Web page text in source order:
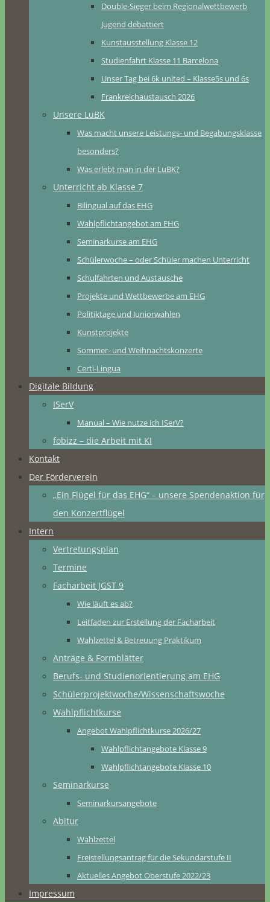
Double-Sieger beim Regionalwettbewerb
Jugend debattiert
Kunstausstellung Klasse 12
Studienfahrt Klasse 11 Barcelona
Unser Tag bei 6k united – Klasse5s und 6s
Frankreichaustausch 2026
Unsere LuBK
Was macht unsere Leistungs- und Begabungsklasse
besonders?
Was erlebt man in der LuBK?
Unterricht ab Klasse 7
Bilingual auf das EHG
Wahlpflichtangebot am EHG
Seminarkurse am EHG
Schülerwoche – oder Schüler machen Unterricht
Schulfahrten und Austausche
Projekte und Wettbewerbe am EHG
Politiktage und Juniorwahlen
Kunstprojekte
Sommer- und Weihnachtskonzerte
Certi-Lingua
Digitale Bildung
ISerV
Manual – Wie nutze ich ISerV?
fobizz – die Arbeit mit KI
Kontakt
Der Förderverein
„Ein Flügel für das EHG“ – unsere Spendenaktion für
den Konzertflügel
Intern
Vertretungsplan
Termine
Facharbeit JGST 9
Wie läuft es ab?
Leitfaden zur Erstellung der Facharbeit
Wahlzettel & Betreuung Praktikum
Anträge & Formblätter
Berufs- und Studienorientierung am EHG
Schülerprojektwoche/Wissenschaftswoche
Wahlpflichtkurse
Angebot Wahlpflichtkurse 2026/27
Wahlpflichtangebote Klasse 9
Wahlpflichtangebote Klasse 10
Seminarkurse
Seminarkursangebote
Abitur
Wahlzettel
Freistellungsantrag für die Sekundarstufe II
Aktuelles Angebot Oberstufe 2022/23
Impressum